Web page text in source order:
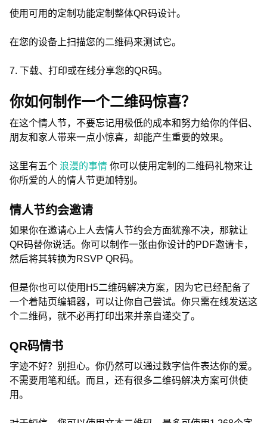
使用可用的定制功能定制整体QR码设计。
在您的设备上扫描您的二维码来测试它。
7. 下载、打印或在线分享您的QR码。
你如何制作一个二维码惊喜？
在这个情人节，不要忘记用极低的成本和努力给你的伴侣、
朋友和家人带来一点小惊喜，却能产生重要的效果。
这里有五个 浪漫的事情 你可以使用定制的二维码礼物来让
你所爱的人的情人节更加特别。
情人节约会邀请
如果你在邀请心上人去情人节约会方面犹豫不决，那就让
QR码替你说话。你可以制作一张由你设计的PDF邀请卡，
然后将其转换为RSVP QR码。
但是你也可以使用H5二维码解决方案，因为它已经配备了
一个着陆页编辑器，可以让你自己尝试。你只需在线发送这
个二维码，就不必再打印出来并亲自递交了。
QR码情书
字迹不好？别担心。你仍然可以通过数字信件表达你的爱。
不需要用笔和纸。而且，还有很多二维码解决方案可供使
用。